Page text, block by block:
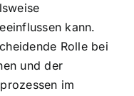
kann.
Rolle bei
und der
im